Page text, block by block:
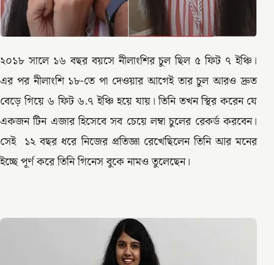
২০১৮ সালে ১৬ বছর বয়সে নীলাংশির চুল ছিল ৫ ফিট ৭ ইঞ্চি।
এর পর নীলাংশি ১৮-তে পা দেওয়ার আগেই তার চুল আরও দ্রুত
বেড়ে গিয়ে ৬ ফিট ৬.৭ ইঞ্চি হয়ে যায়। তিনি তখন স্থির করেন যে
একজন টিন এজার হিসেবে সব চেয়ে লম্বা চুলের রেকর্ড করবেন।
সেই ১২ বছর ধরে নিজের প্রতিজ্ঞা রেখেছিলেন তিনি আর মনের
ইচ্ছে পূর্ণ করে তিনি গিনেস বুকে নামও তুলেছেন।